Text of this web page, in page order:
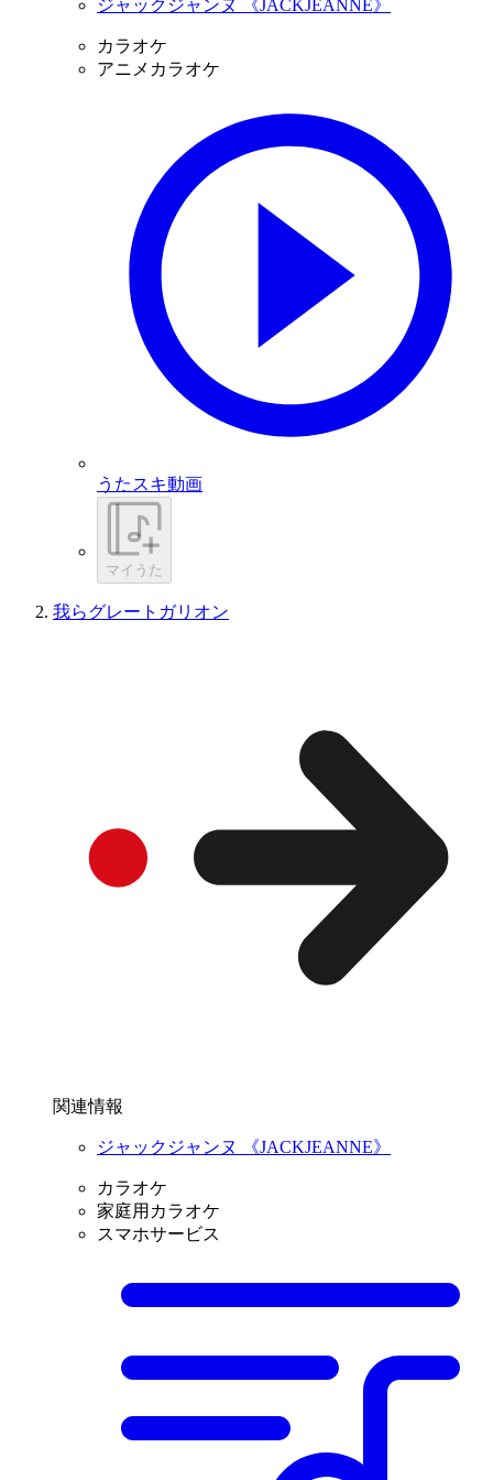
ジャックジャンヌ 《JACKJEANNE》
カラオケ
アニメカラオケ
うたスキ動画
マイうた
我らグレートガリオン
関連情報
ジャックジャンヌ 《JACKJEANNE》
カラオケ
家庭用カラオケ
スマホサービス